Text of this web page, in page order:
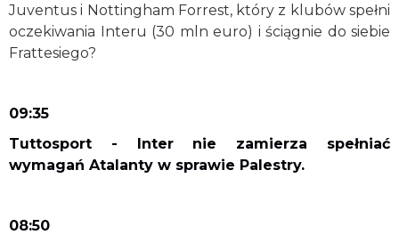
Juventus i Nottingham Forrest, który z klubów spełni
oczekiwania Interu (30 mln euro) i ściągnie do siebie
Frattesiego?
09:35
Tuttosport - Inter nie zamierza spełniać
wymagań Atalanty w sprawie Palestry.
08:50